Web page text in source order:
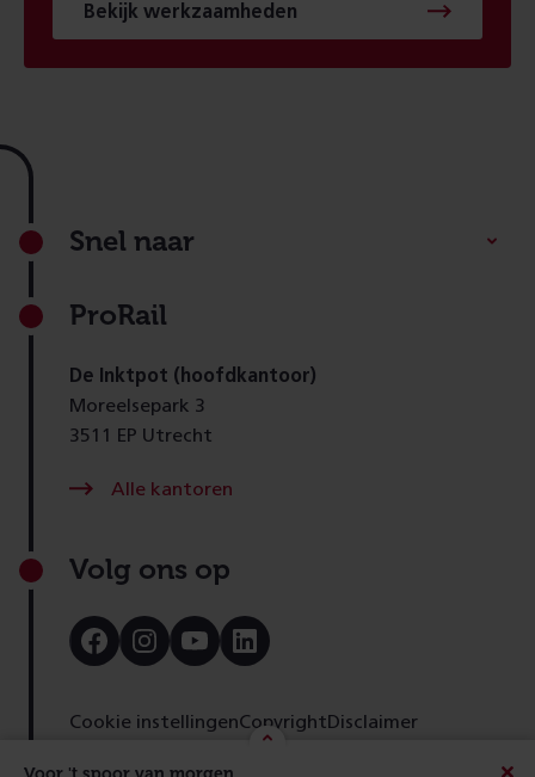
Bekijk werkzaamheden
Footer
Snel naar
ProRail
De Inktpot (hoofdkantoor)
Moreelsepark 3
3511 EP Utrecht
Alle kantoren
Volg ons op
Bezoek
onze
Bezoek
onze
Bezoek
onze
Bezoek
onze
Cookie instellingenCopyrightDisclaimer